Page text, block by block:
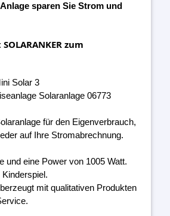
sparen Sie Strom und
zum
Solar 3
Solaranlage 06773
für den Eigenverbrauch,
auf Ihre Stromabrechnung.
und eine Power von 1005 Watt.
mit qualitativen Produkten